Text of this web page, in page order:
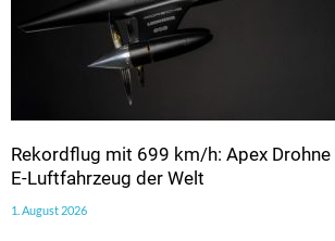
Rekordflug mit 699 km/h: Apex
E-Luftfahrzeug der Welt
1. August 2026